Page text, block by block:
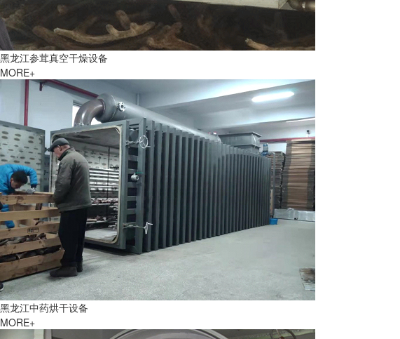
黑龙江参茸真空干燥设备
MORE+
黑龙江中药烘干设备
MORE+